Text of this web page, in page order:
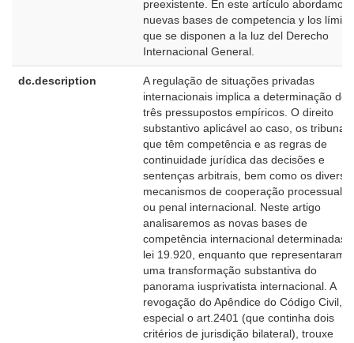
preexistente. En este artículo abordamos
nuevas bases de competencia y los
que se disponen a la luz del Derecho
Internacional General.
dc.description
A regulação de situações privadas
internacionais implica a determinação de
três pressupostos empíricos. O direito
substantivo aplicável ao caso, os tribunais
que têm competência e as regras de
continuidade jurídica das decisões e
sentenças arbitrais, bem como os
mecanismos de cooperação processual
ou penal internacional. Neste artigo
analisaremos as novas bases de
competência internacional determinadas
lei 19.920, enquanto que representaram
uma transformação substantiva do
panorama iusprivatista internacional. A
revogação do Apêndice do Código Civil,
especial o art.2401 (que continha dois
critérios de jurisdição bilateral), trouxe